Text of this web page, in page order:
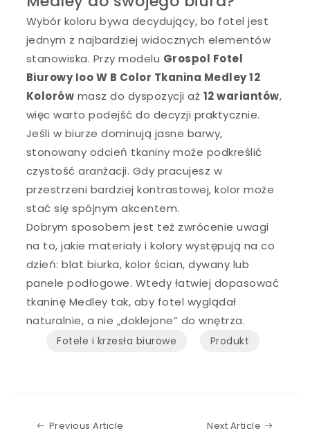
Wybór koloru bywa decydujący, bo fotel jest
jednym z najbardziej widocznych elementów
stanowiska. Przy modelu Grospol Fotel
Biurowy Ioo W B Color Tkanina Medley 12
Kolorów masz do dyspozycji aż 12 wariantów,
więc warto podejść do decyzji praktycznie.
Jeśli w biurze dominują jasne barwy,
stonowany odcień tkaniny może podkreślić
czystość aranżacji. Gdy pracujesz w
przestrzeni bardziej kontrastowej, kolor może
stać się spójnym akcentem.
Dobrym sposobem jest też zwrócenie uwagi
na to, jakie materiały i kolory występują na co
dzień: blat biurka, kolor ścian, dywany lub
panele podłogowe. Wtedy łatwiej dopasować
tkaninę Medley tak, aby fotel wyglądał
naturalnie, a nie „doklejone” do wnętrza.
Fotele i krzesła biurowe Produkt
Previous Article Next Article